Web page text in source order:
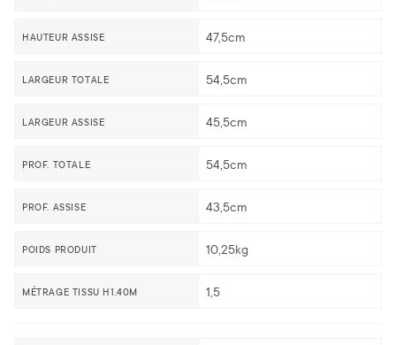
HAUTEUR ASSISE 47,5cm
LARGEUR TOTALE 54,5cm
LARGEUR ASSISE 45,5cm
PROF. TOTALE 54,5cm
PROF. ASSISE 43,5cm
POIDS PRODUIT 10,25kg
MÉTRAGE TISSU H1,40M 1,5